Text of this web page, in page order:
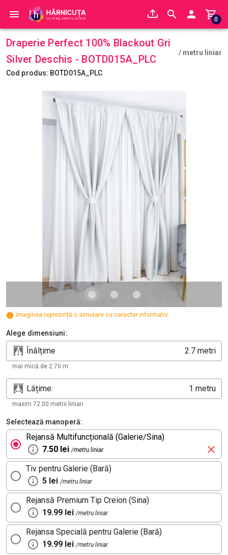
0
Draperie Perfect 100% Blackout Gri
Silver Deschis - BOTD015A_PLC
Cod produs: BOTD015A_PLC
/ metru liniar
imaginea reprezintă o simulare cu caracter informativ.
Alege dimensiuni:
Înălțime metri
mai mică de 2.70 m
Lățime: metru
maxim 72.00 metrii liniari
Selectează manoperă:
Rejansă Multifuncțională (Galerie/Sina)
7.50 lei /metru liniar
Tiv pentru Galerie (Bară)
5 lei /metru liniar
Rejansă Premium Tip Creion (Sina)
19.99 lei /metru liniar
Rejansa Specială pentru Galerie (Bară)
19.99 lei /metru liniar